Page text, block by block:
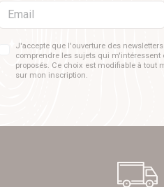
Email
J'accepte que l'ouverture des
comprendre les sujets qui m'intéressent
proposés. Ce choix est modifiable à tout
sur mon inscription.